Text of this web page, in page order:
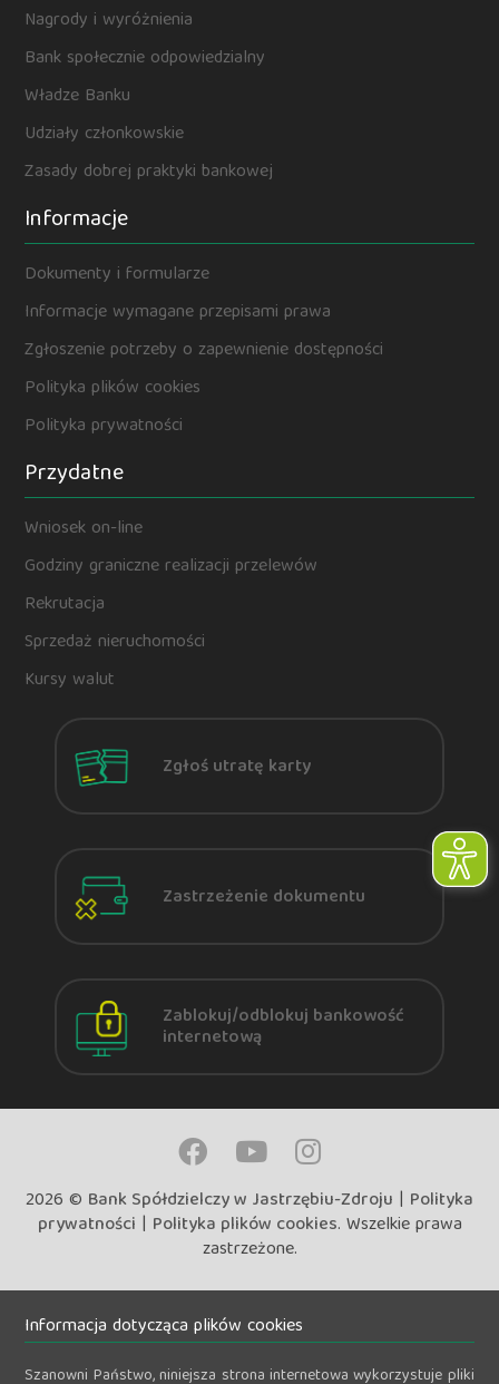
Nagrody i wyróżnienia
Bank społecznie odpowiedzialny
Władze Banku
Udziały członkowskie
Zasady dobrej praktyki bankowej
Informacje
Dokumenty i formularze
Informacje wymagane przepisami prawa
Zgłoszenie potrzeby o zapewnienie dostępności
Polityka plików cookies
Polityka prywatności
Przydatne
Wniosek on-line
Godziny graniczne realizacji przelewów
Rekrutacja
Sprzedaż nieruchomości
Kursy walut
Zgłoś utratę karty
Zastrzeżenie dokumentu
Zablokuj/odblokuj bankowość
internetową
2026 © Bank Spółdzielczy w Jastrzębiu-Zdroju | Polityka
prywatności | Polityka plików cookies. Wszelkie prawa
zastrzeżone.
Informacja dotycząca plików cookies
Szanowni Państwo, niniejsza strona internetowa wykorzystuje pliki